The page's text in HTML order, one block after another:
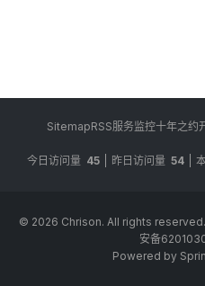
SitemapRSS服务监控十年之约
今日访问量 45 昨日访问量 54
© 2026 Chrison. All rights reserved.
安备
Powered by